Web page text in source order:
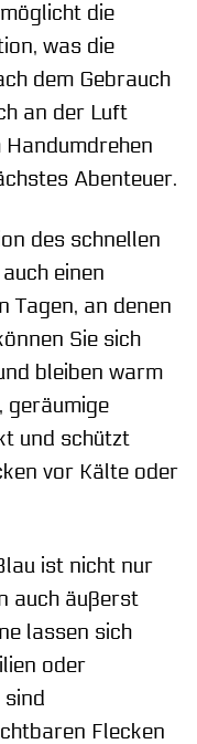
die
was die
dem Gebrauch
an der Luft
Abenteuer.
des schnellen
einen
Tagen, an denen
Sie sich
bleiben warm
geräumige
und schützt
vor Kälte oder
ist nicht nur
auch äußerst
lassen sich
oder
sind
Flecken